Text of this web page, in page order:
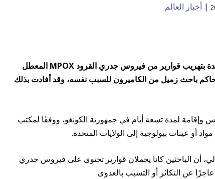
|أخبار العالم
وُجهت اتهامات لعالم فيروسات هولندي في الولايات المتحدة بتهريب قوارير من فيروس جدري القرود MPOX المعطل
باحث زميل من الكاميرون للسبب نفسه، وقد أفادت بذلك
وإقامة لمدة تسعة أيام في جمهورية الكونغو، ووفقًا لمكتب
أو عينات بيولوجية إلى الولايات المتحدة.
أن الباحثين كانا يحملان قوارير تحتوي على فيروس جدري
عن التكاثر أو التسبب بالعدوى.